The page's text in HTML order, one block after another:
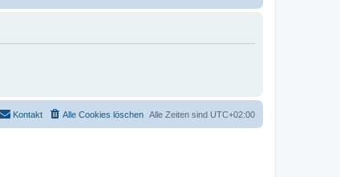
Alle Zeiten sind UTC+02:00
Alle Cookies löschen
Kontakt